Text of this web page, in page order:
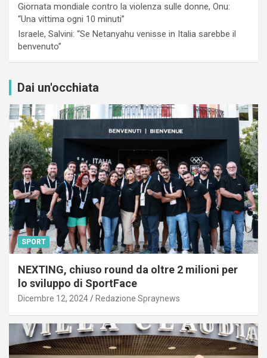
Giornata mondiale contro la violenza sulle donne, Onu:
“Una vittima ogni 10 minuti”
Israele, Salvini: “Se Netanyahu venisse in Italia sarebbe il
benvenuto”
Dai un'occhiata
SPORT
NEXTING, chiuso round da oltre 2 milioni per
lo sviluppo di SportFace
Dicembre 12, 2024 Redazione Spraynews